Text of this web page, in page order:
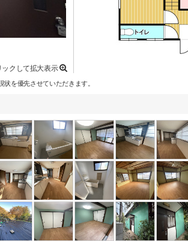
ックして拡大表示
を優先させていただきます。